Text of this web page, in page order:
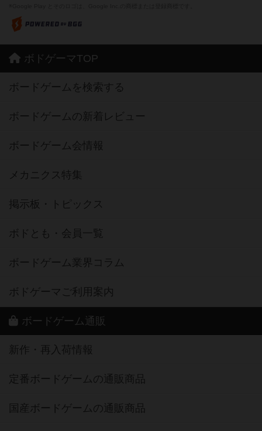
ボドゲーマTOP
ボードゲームを検索する
ボードゲームの新着レビュー
ボードゲーム会情報
メカニクス特集
掲示板・トピックス
ボドとも・会員一覧
ボードゲーム業界コラム
ボドゲーマご利用案内
ボードゲーム通販
新作・再入荷情報
定番ボードゲームの通販商品
国産ボードゲームの通販商品